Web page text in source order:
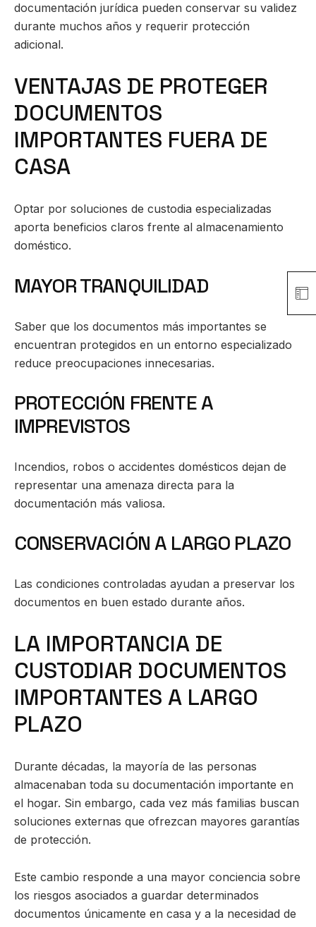
documentación jurídica pueden conservar su validez
durante muchos años y requerir protección
adicional.
VENTAJAS DE PROTEGER
DOCUMENTOS
IMPORTANTES FUERA DE
CASA
Optar por soluciones de custodia especializadas
aporta beneficios claros frente al almacenamiento
doméstico.
MAYOR TRANQUILIDAD
Saber que los documentos más importantes se
encuentran protegidos en un entorno especializado
reduce preocupaciones innecesarias.
PROTECCIÓN FRENTE A
IMPREVISTOS
Incendios, robos o accidentes domésticos dejan de
representar una amenaza directa para la
documentación más valiosa.
CONSERVACIÓN A LARGO PLAZO
Las condiciones controladas ayudan a preservar los
documentos en buen estado durante años.
LA IMPORTANCIA DE
CUSTODIAR DOCUMENTOS
IMPORTANTES A LARGO
PLAZO
Durante décadas, la mayoría de las personas
almacenaban toda su documentación importante en
el hogar. Sin embargo, cada vez más familias buscan
soluciones externas que ofrezcan mayores garantías
de protección.
Este cambio responde a una mayor conciencia sobre
los riesgos asociados a guardar determinados
documentos únicamente en casa y a la necesidad de